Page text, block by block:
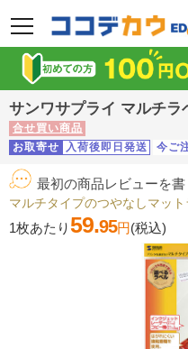
メニュー
サンワサプライ マルチラ
合せ買い商品
お取寄せ
入荷後即日発送 今ご
最初の商品レビューを書
マルチタイプのつやなしマッ
1枚あたり59.95円(税込)